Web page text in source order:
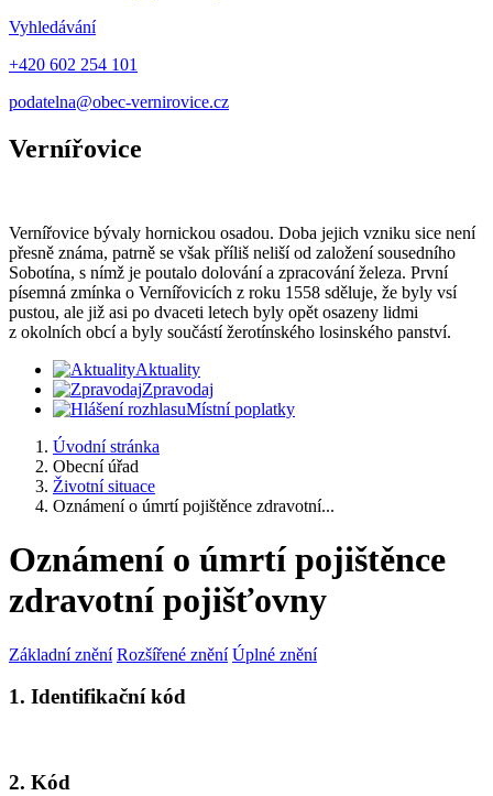
Vyhledávání
+420 602 254 101
podatelna@obec-vernirovice.cz
Vernířovice
Vernířovice bývaly hornickou osadou. Doba jejich vzniku sice není
přesně známa, patrně se však příliš neliší od založení sousedního
Sobotína, s nímž je poutalo dolování a zpracování železa. První
písemná zmínka o Vernířovicích z roku 1558 sděluje, že byly vsí
pustou, ale již asi po dvaceti letech byly opět osazeny lidmi
z okolních obcí a byly součástí žerotínského losinského panství.
Aktuality
Zpravodaj
Místní poplatky
Úvodní stránka
Obecní úřad
Životní situace
Oznámení o úmrtí pojištěnce zdravotní...
Oznámení o úmrtí pojištěnce
zdravotní pojišťovny
Základní znění Rozšířené znění Úplné znění
1. Identifikační kód
2. Kód